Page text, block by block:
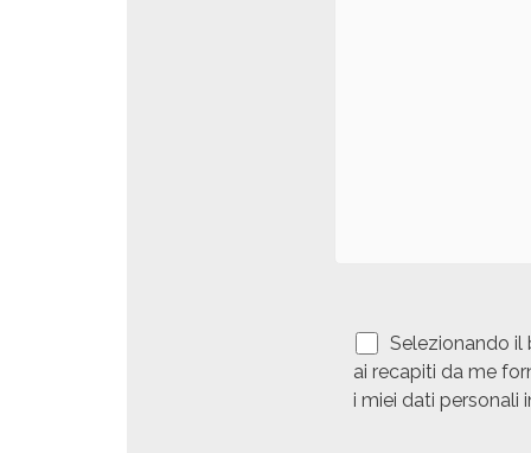
Selezionando
ai recapiti da me
i miei dati